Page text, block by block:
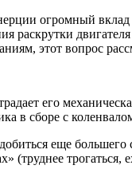
огромный вклад
раскрутки
этот вопрос
его
в сборе с
еще
(труднее трогаться,